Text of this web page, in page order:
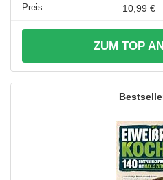
10,99 €
ZUM TOP